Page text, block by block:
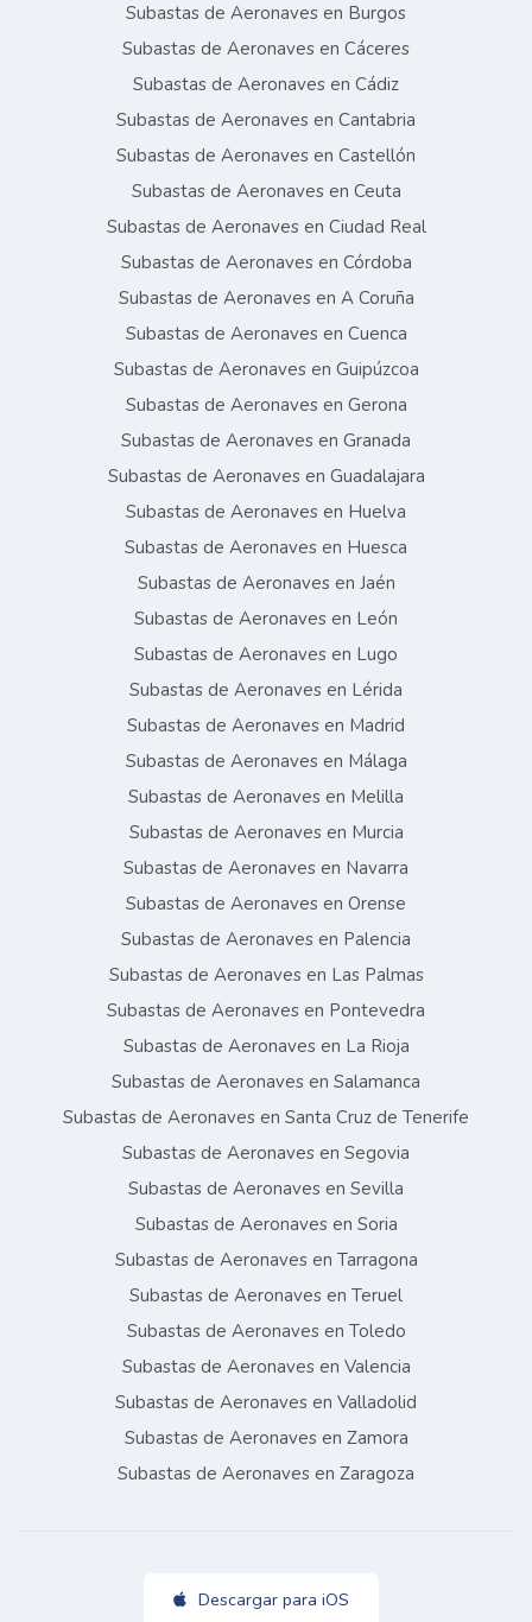
Subastas de Aeronaves en Burgos
Subastas de Aeronaves en Cáceres
Subastas de Aeronaves en Cádiz
Subastas de Aeronaves en Cantabria
Subastas de Aeronaves en Castellón
Subastas de Aeronaves en Ceuta
Subastas de Aeronaves en Ciudad Real
Subastas de Aeronaves en Córdoba
Subastas de Aeronaves en A Coruña
Subastas de Aeronaves en Cuenca
Subastas de Aeronaves en Guipúzcoa
Subastas de Aeronaves en Gerona
Subastas de Aeronaves en Granada
Subastas de Aeronaves en Guadalajara
Subastas de Aeronaves en Huelva
Subastas de Aeronaves en Huesca
Subastas de Aeronaves en Jaén
Subastas de Aeronaves en León
Subastas de Aeronaves en Lugo
Subastas de Aeronaves en Lérida
Subastas de Aeronaves en Madrid
Subastas de Aeronaves en Málaga
Subastas de Aeronaves en Melilla
Subastas de Aeronaves en Murcia
Subastas de Aeronaves en Navarra
Subastas de Aeronaves en Orense
Subastas de Aeronaves en Palencia
Subastas de Aeronaves en Las Palmas
Subastas de Aeronaves en Pontevedra
Subastas de Aeronaves en La Rioja
Subastas de Aeronaves en Salamanca
Subastas de Aeronaves en Santa Cruz de Tenerife
Subastas de Aeronaves en Segovia
Subastas de Aeronaves en Sevilla
Subastas de Aeronaves en Soria
Subastas de Aeronaves en Tarragona
Subastas de Aeronaves en Teruel
Subastas de Aeronaves en Toledo
Subastas de Aeronaves en Valencia
Subastas de Aeronaves en Valladolid
Subastas de Aeronaves en Zamora
Subastas de Aeronaves en Zaragoza
Descargar para iOS